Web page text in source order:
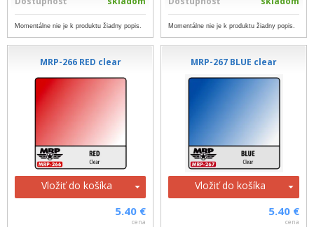
Momentálne nie je k produktu žiadny popis. Momentálne nie je k produktu žiadny popis.
MRP-266 RED clear
Vložiť do košíka
5.40 €
cena
MRP-267 BLUE clear
Vložiť do košíka
5.40 €
cena